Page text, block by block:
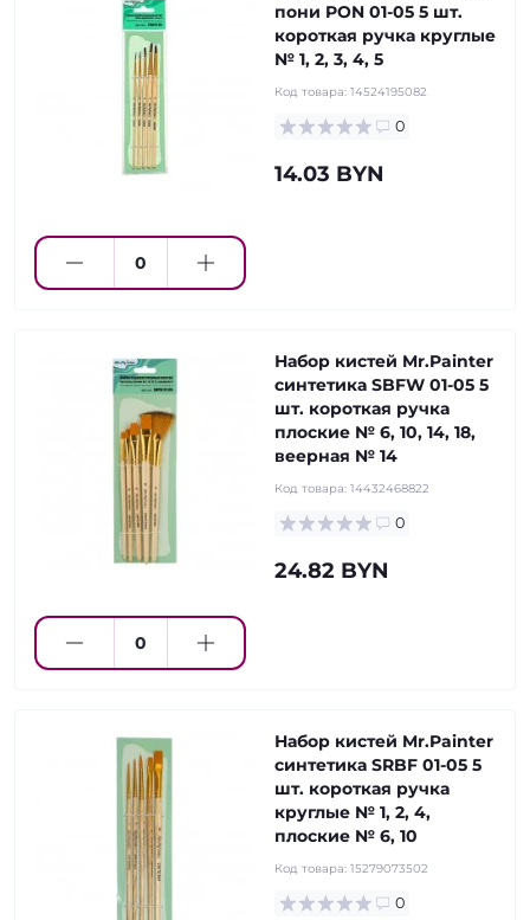
пони PON 01-05 5 шт.
короткая ручка круглые
№ 1, 2, 3, 4, 5
Код товара: 14524195082
0
14.03 BYN
Набор кистей Mr.Painter
синтетика SBFW 01-05 5
шт. короткая ручка
плоские № 6, 10, 14, 18,
веерная № 14
Код товара: 14432468822
0
24.82 BYN
Набор кистей Mr.Painter
синтетика SRBF 01-05 5
шт. короткая ручка
круглые № 1, 2, 4,
плоские № 6, 10
Код товара: 15279073502
0